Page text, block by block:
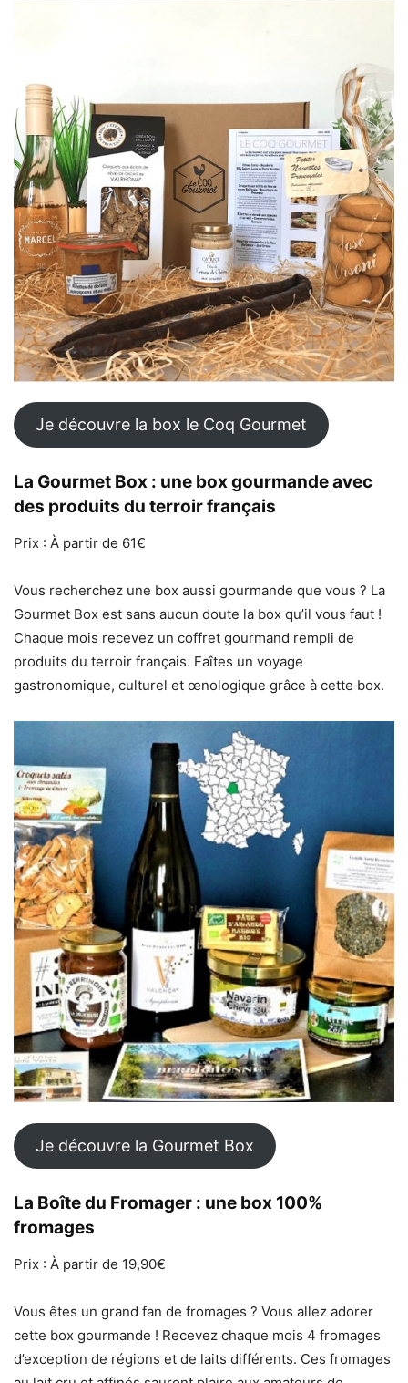
Je découvre la box le Coq Gourmet
La Gourmet Box : une box gourmande avec
des produits du terroir français
Prix : À partir de 61€
Vous recherchez une box aussi gourmande que vous ? La
Gourmet Box est sans aucun doute la box qu’il vous faut !
Chaque mois recevez un coffret gourmand rempli de
produits du terroir français. Faîtes un voyage
gastronomique, culturel et œnologique grâce à cette box.
Je découvre la Gourmet Box
La Boîte du Fromager : une box 100%
fromages
Prix : À partir de 19,90€
Vous êtes un grand fan de fromages ? Vous allez adorer
cette box gourmande ! Recevez chaque mois 4 fromages
d’exception de régions et de laits différents. Ces fromages